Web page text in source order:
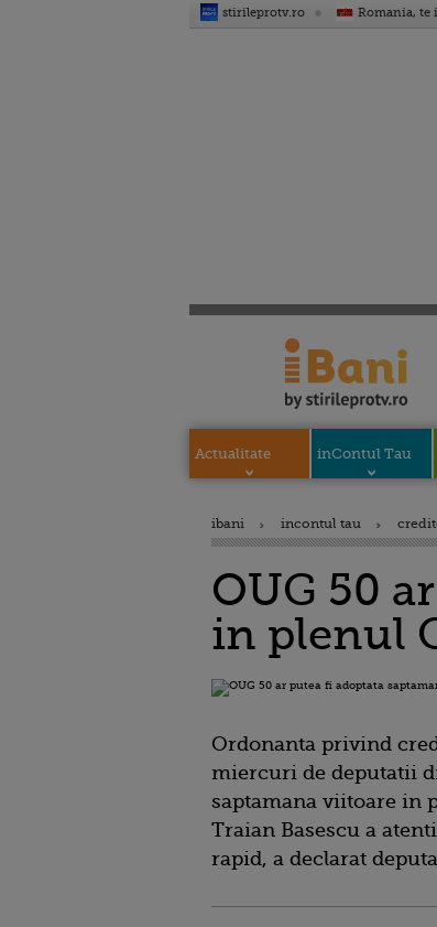
stirileprotv.ro Romania, te
Actualitate inContul Tau
ibani incontul tau
OUG 50
in plenul
Ordonanta privind
miercuri de deputatii
saptamana viitoare in
Traian Basescu a
rapid, a declarat